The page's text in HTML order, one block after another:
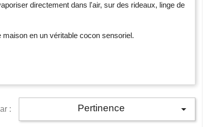
directement dans l'air, sur des rideaux, linge de
en un véritable cocon sensoriel.
: Pertinence 